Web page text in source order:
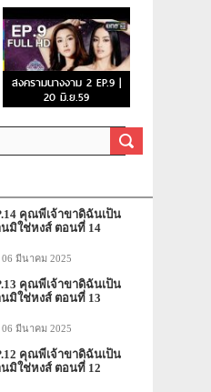
สงครามนางงาม 2 EP.9 |
20 มิ.ย.59
คุณพี่เจ้าขาดิฉันเป็น
มิใช่หงส์ ตอนที่ 14
06 มีนาคม 2025
คุณพี่เจ้าขาดิฉันเป็น
มิใช่หงส์ ตอนที่ 13
06 มีนาคม 2025
คุณพี่เจ้าขาดิฉันเป็น
มิใช่หงส์ ตอนที่ 12